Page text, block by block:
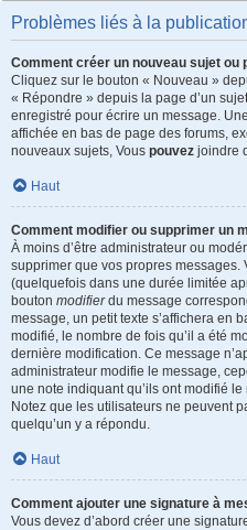
Problèmes liés à la
Comment créer un nouveau sujet ou
Cliquez sur le bouton « Nouveau »
« Répondre » depuis la page d’un
enregistré pour écrire un message.
affichée en bas de page des forums,
nouveaux sujets, Vous pouvez joindre
Haut
Comment modifier ou supprimer un
À moins d’être administrateur ou
supprimer que vos propres messages.
(quelquefois dans une durée limitée
bouton modifierdu message
message, un petit texte s’affichera en
modifié, le nombre de fois qu’il a été
dernière modification. Ce message
administrateur modifie le message,
une note indiquant qu’ils ont modifié
Notez que les utilisateurs ne peuvent
quelqu’un y a répondu.
Haut
Comment ajouter une signature à
Vous devez d’abord créer une